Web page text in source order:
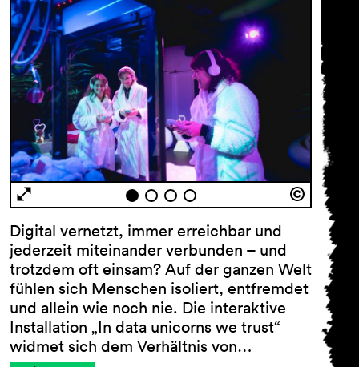
Digital vernetzt, immer erreichbar und
jederzeit miteinander verbunden – und
trotzdem oft einsam? Auf der ganzen Welt
fühlen sich Menschen isoliert, entfremdet
und allein wie noch nie. Die interaktive
Installation „In data unicorns we trust“
widmet sich dem Verhältnis von…